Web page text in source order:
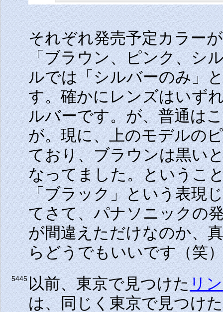
それぞれ発売予定カラー
「ブラウン、ピンク、シ
ルでは「シルバーのみ」
す。確かにレンズはいず
ルバーです。が、普通は
が。現に、上のモデルの
ており、ブラウンは黒い
なってました。というこ
「ブラック」という表現
てさて、パナソニックの
が間違えただけなのか、
らどうでもいいです（笑
5445以前、東京で見つけたリ
は、同じく東京で見つけ